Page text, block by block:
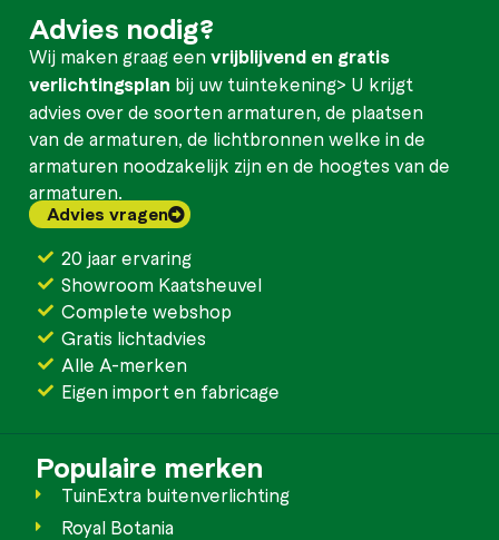
Advies nodig?
Wij maken graag eenvrijblijvend en gratis
verlichtingsplan bij uw tuintekening> U krijgt
advies over de soorten armaturen, de plaatsen
van de armaturen, de lichtbronnen welke in de
armaturen noodzakelijk zijn en de hoogtes van de
armaturen.
Advies vragen
20 jaar ervaring
Showroom Kaatsheuvel
Complete webshop
Gratis lichtadvies
Alle A-merken
Eigen import en fabricage
Populaire merken
TuinExtra buitenverlichting
Royal Botania